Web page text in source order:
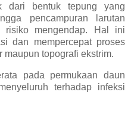
dari bentuk tepung yang
pencampuran larutan
risiko mengendap. Hal ini
dan mempercepat proses
maupun topografi ekstrim.
pada permukaan daun
terhadap infeksi